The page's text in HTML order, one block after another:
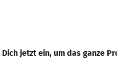
Dich jetzt ein, um das ganze